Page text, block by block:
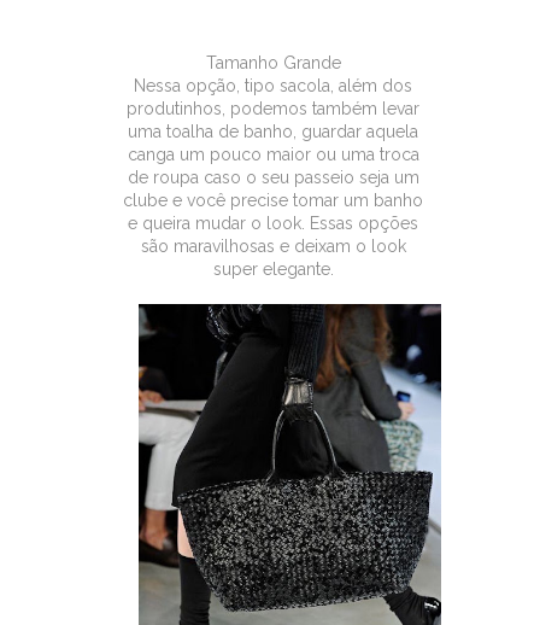
Tamanho Grande
Nessa opção, tipo sacola, além dos
produtinhos, podemos também levar
uma toalha de banho, guardar aquela
canga um pouco maior ou uma troca
de roupa caso o seu passeio seja um
clube e você precise tomar um banho
e queira mudar o look. Essas opções
são maravilhosas e deixam o look
super elegante.